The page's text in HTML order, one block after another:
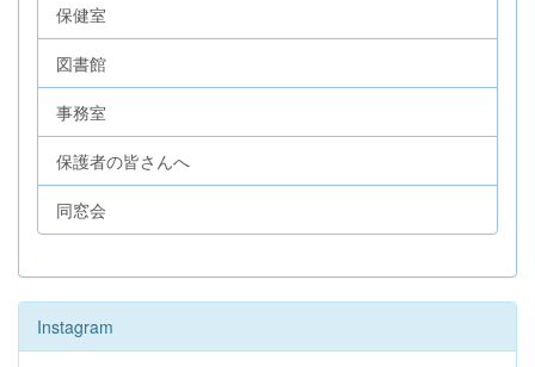
保健室
図書館
事務室
保護者の皆さんへ
同窓会
Instagram